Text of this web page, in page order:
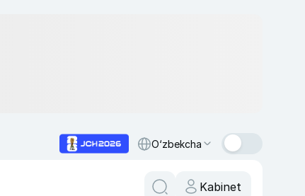
O‘zbekcha
Kabinet